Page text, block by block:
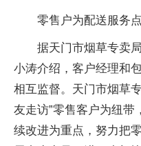
零售户为配送服务
据天门市烟草专卖
小涛介绍，客户经理和
相互监督。天门市烟草
友走访”零售客户为纽
续改进为重点，努力把